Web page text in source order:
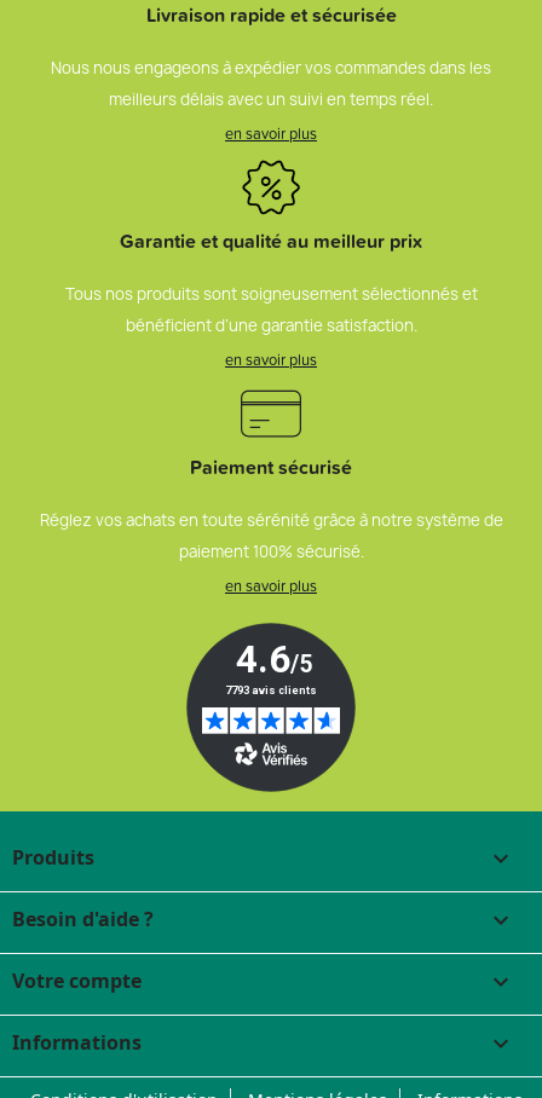
Livraison rapide et sécurisée
Nous nous engageons à expédier vos commandes dans les
meilleurs délais avec un suivi en temps réel.
en savoir plus
Garantie et qualité au meilleur prix
Tous nos produits sont soigneusement sélectionnés et
bénéficient d’une garantie satisfaction.
en savoir plus
Paiement sécurisé
Réglez vos achats en toute sérénité grâce à notre système de
paiement 100% sécurisé.
en savoir plus
Produits 
Besoin d'aide ? 
Votre compte 
Informations keyboard_arrow_down